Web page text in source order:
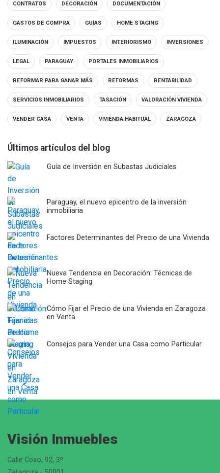
CONTRATOS DECORACIÓN DOCUMENTACIÓN
GASTOS DE COMPRA GUÍAS HOME STAGING
ILUMINACIÓN IMPUESTOS INTERIORISMO INVERSIONES
LEGAL PARAGUAY PORTALES INMOBILIARIOS
REFORMAR PARA GANAR MÁS REFORMAS RENTABILIDAD
SERVICIOS INMOBILIARIOS TASACIÓN VALORACIÓN VIVIENDA
VENDER CASA VENTA VIVIENDA HABITUAL ZARAGOZA
Últimos artículos del blog
Guía de Inversión en Subastas Judiciales
Paraguay, el nuevo epicentro de la inversión
inmobiliaria
Factores Determinantes del Precio de una Vivienda
Nueva Tendencia en Decoración: Técnicas de
Home Staging
Cómo Fijar el Precio de una Vivienda en Zaragoza
en Venta
Consejos para Vender una Casa como Particular
Visión Inmuebles
Calle Coso, 92, 3º